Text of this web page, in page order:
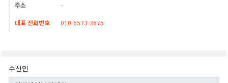
주소 -
대표 전화번호 010-6573-3675
수신인